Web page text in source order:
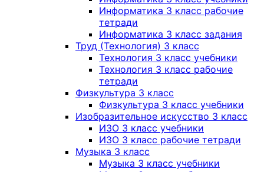
Информатика 3 класс рабочие
тетради
Информатика 3 класс задания
Труд (Технология) 3 класс
Технология 3 класс учебники
Технология 3 класс рабочие
тетради
Физкультура 3 класс
Физкультура 3 класс учебники
Изобразительное искусство 3 класс
ИЗО 3 класс учебники
ИЗО 3 класс рабочие тетради
Музыка 3 класс
Музыка 3 класс учебники